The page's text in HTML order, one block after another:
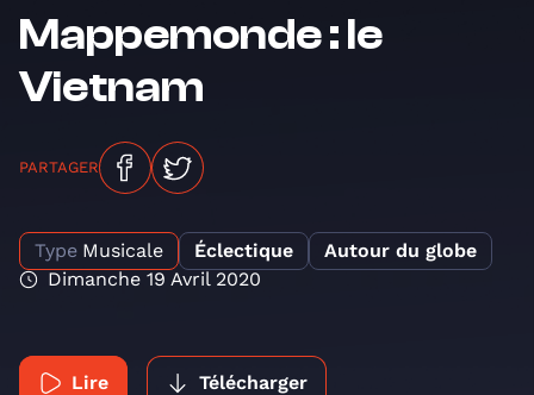
Mappemonde : le
Vietnam
PARTAGER
Type Musicale Éclectique
Autour du globe
Dimanche 19 Avril 2020
Lire Télécharger